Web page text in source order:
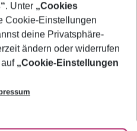
. Unter „Cookies
Cookie-Einstellungen
deine Privatsphäre-
ändern oder widerrufen
„Cookie-Einstellungen